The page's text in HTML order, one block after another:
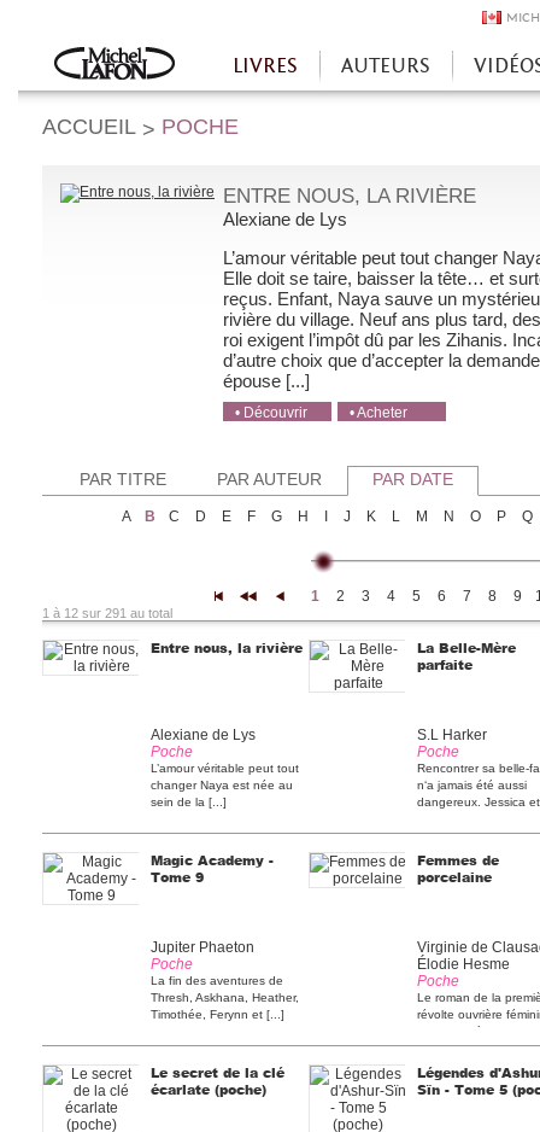
Accueil
LIVRES AUTEURS
ACCUEIL > POCHE
ENTRE NOUS, LA RIVIÈRE
Alexiane de Lys
L’amour véritable peut tout changer
Elle doit se taire, baisser la tête… et
reçus. Enfant, Naya sauve un
rivière du village. Neuf ans plus tard,
roi exigent l’impôt dû par les Zihanis.
d’autre choix que d’accepter la
épouse [...]
• Découvrir
• Acheter
PAR TITRE PAR AUTEUR PAR DATE
A B C D E F G H J K L M N O P Q
1 2 3 4 5 6 7 8 9
1 à 12 sur 291 au total
Entre nous, la rivière
Alexiane de Lys
Poche
L’amour véritable peut tout
changer Naya est née au
sein de la [...]
La Belle-Mère
parfaite
S.L Harker
Poche
Rencontrer sa belle-
n‘a jamais été aussi
dangereux. Jessica
Magic Academy -
Tome 9
Jupiter Phaeton
Poche
La fin des aventures de
Thresh, Askhana, Heather,
Timothée, Ferynn et [...]
Femmes de
porcelaine
Virginie de
Élodie Hesme
Poche
Le roman de la
révolte ouvrière
En 1905, à
Le secret de la clé
écarlate (poche)
Légendes
Sïn - Tome 5